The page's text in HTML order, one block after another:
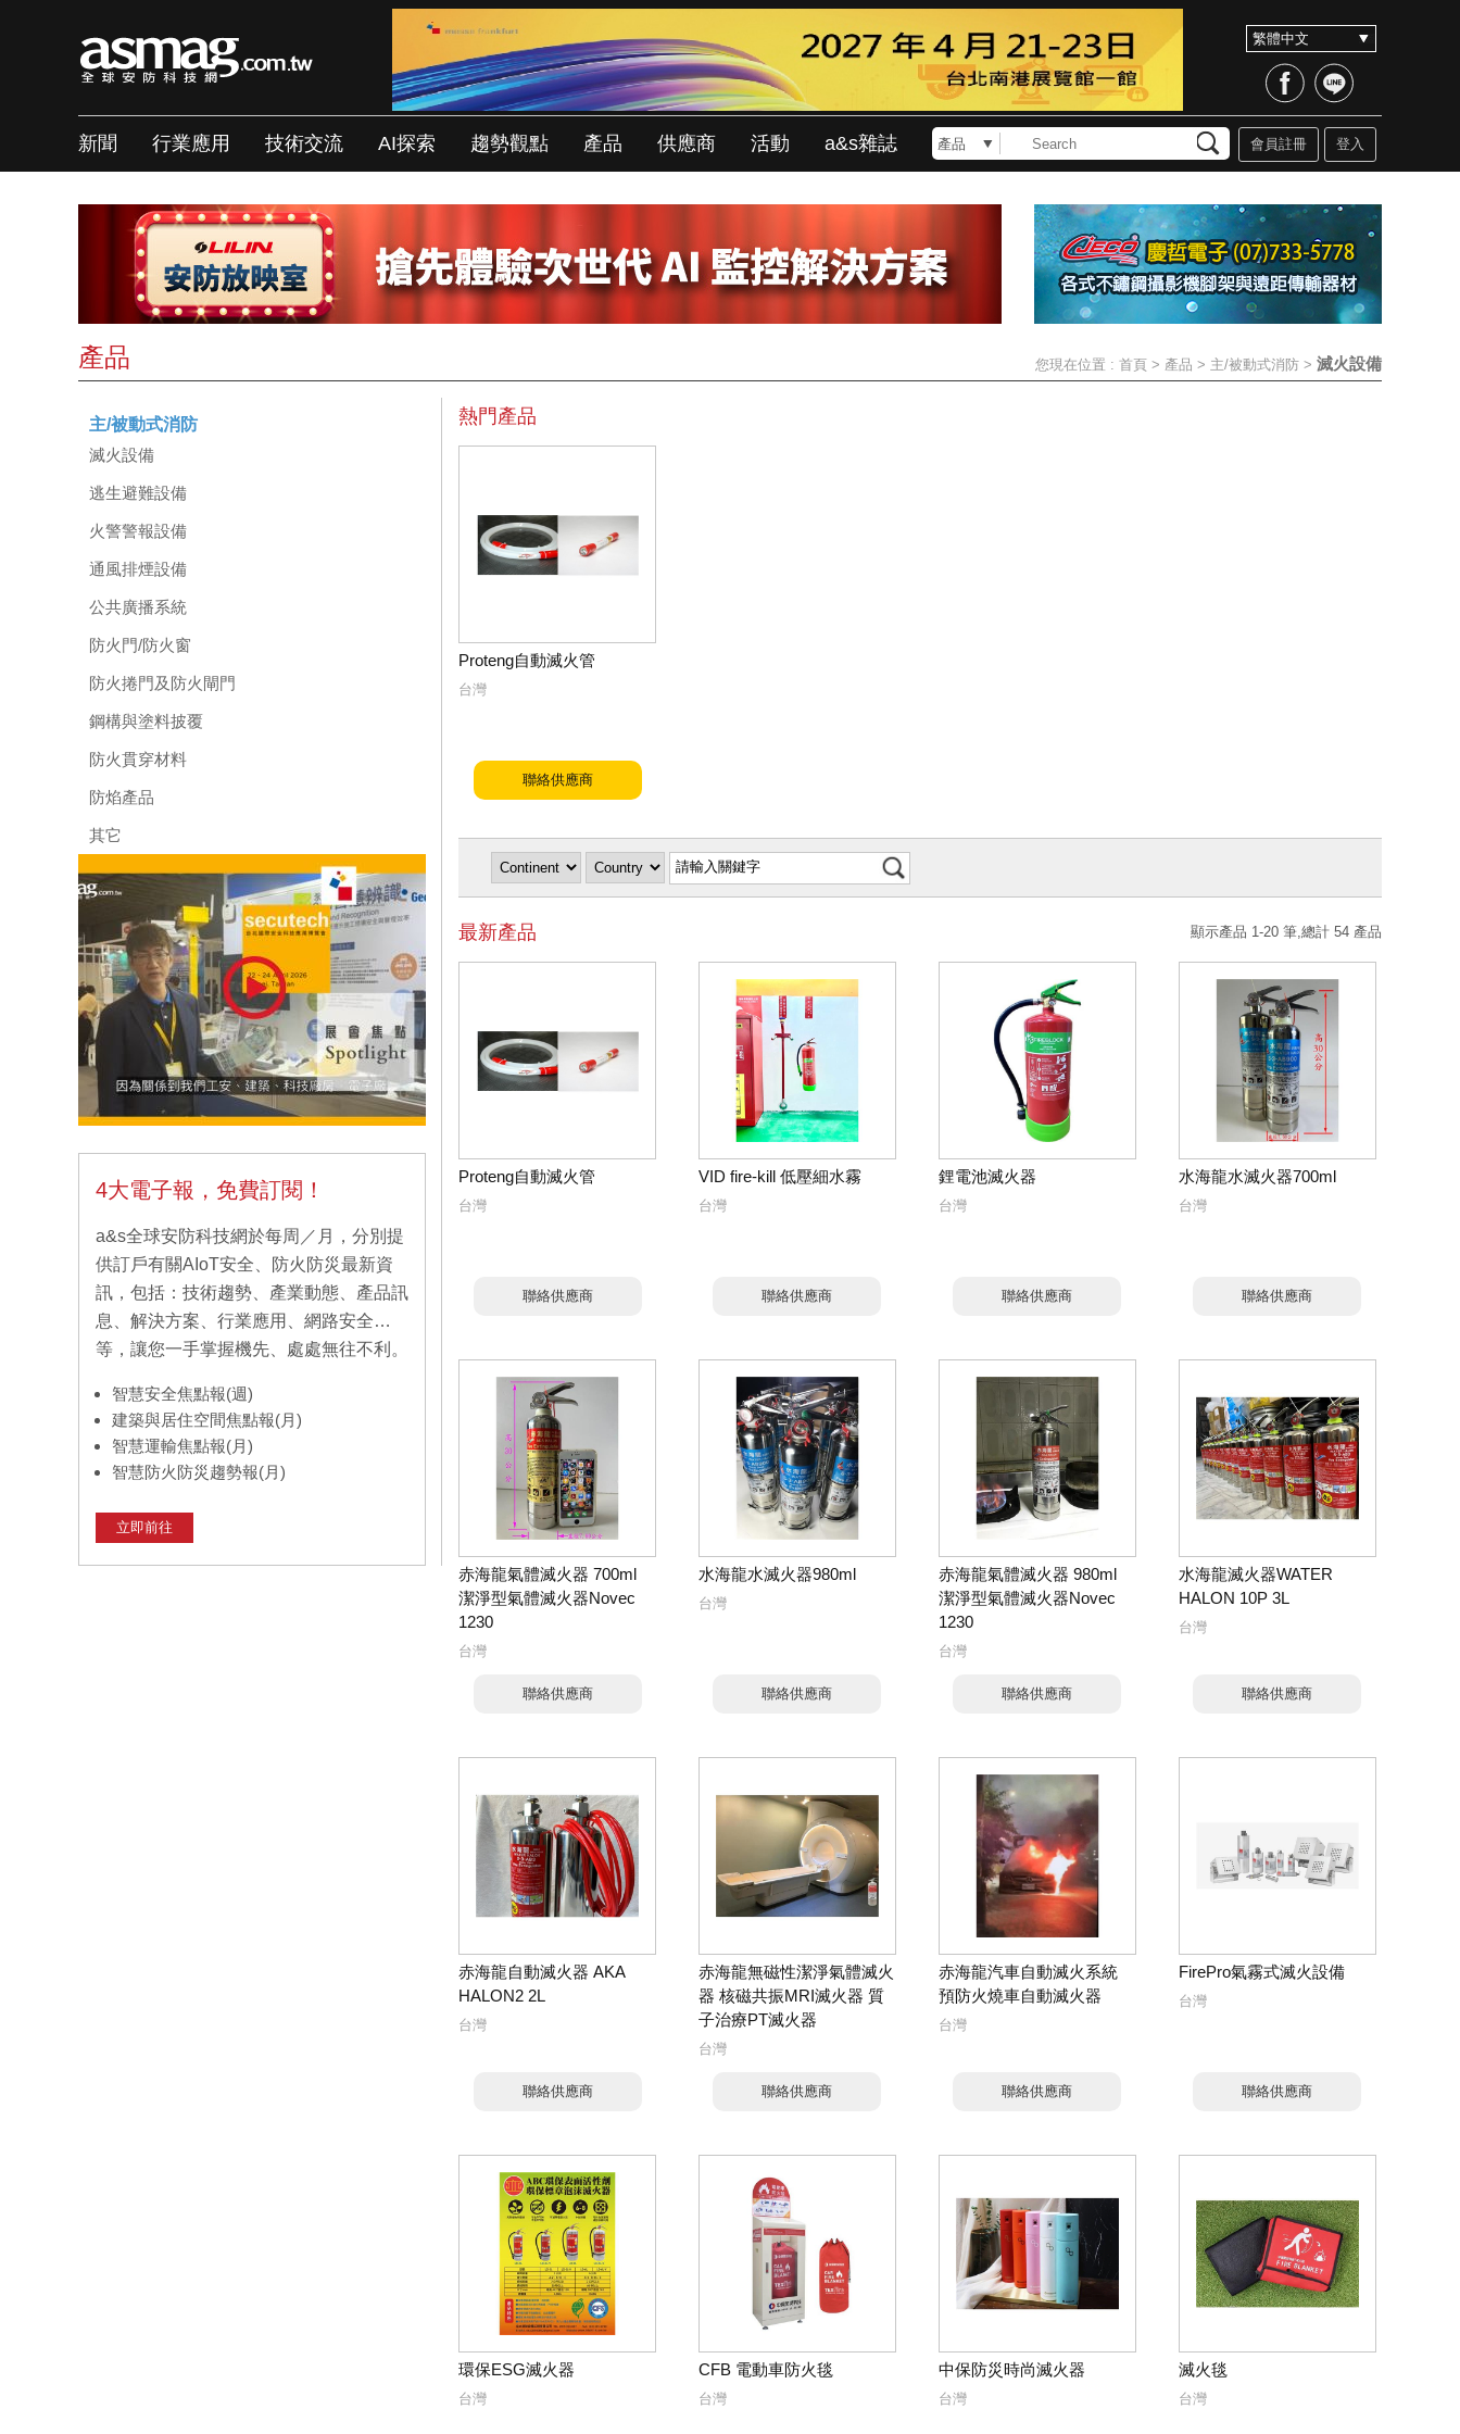
新聞 行業應用 技術交流 AI探索 趨勢觀點 產品 供應商 活動 a&s雜誌 登入
會員註冊
您現在位置 : 首頁 > 產品 > 主/被動式消防 > 滅火設備
產品
主/被動式消防
滅火設備
逃生避難設備
火警警報設備
通風排煙設備
公共廣播系統
防火門/防火窗
防火捲門及防火閘門
鋼構與塗料披覆
防火貫穿材料
防焰產品
其它
4大電子報，免費訂閱！
a&s全球安防科技網於每周／月，分別提
供訂戶有關AIoT安全、防火防災最新資
訊，包括：技術趨勢、產業動態、產品訊
息、解決方案、行業應用、網路安全…
等，讓您一手掌握機先、處處無往不利。
智慧安全焦點報(週)
建築與居住空間焦點報(月)
智慧運輸焦點報(月)
智慧防火防災趨勢報(月)
立即前往
熱門產品
Proteng自動滅火管
台灣
聯絡供應商
最新產品 顯示產品 1-20 筆,總計 54 產品
Proteng自動滅火管
台灣
聯絡供應商
VID fire-kill 低壓細水霧
台灣
聯絡供應商
鋰電池滅火器
台灣
聯絡供應商
水海龍水滅火器700ml
台灣
聯絡供應商
赤海龍氣體滅火器 700ml
潔淨型氣體滅火器Novec
1230
台灣
聯絡供應商
水海龍水滅火器980ml
台灣
聯絡供應商
赤海龍氣體滅火器 980ml
潔淨型氣體滅火器Novec
1230
台灣
聯絡供應商
水海龍滅火器WATER
HALON 10P 3L
台灣
聯絡供應商
赤海龍自動滅火器 AKA
HALON2 2L
台灣
聯絡供應商
赤海龍無磁性潔淨氣體滅火
器 核磁共振MRI滅火器 質
子治療PT滅火器
台灣
聯絡供應商
赤海龍汽車自動滅火系統
預防火燒車自動滅火器
台灣
聯絡供應商
FirePro氣霧式滅火設備
台灣
聯絡供應商
環保ESG滅火器
台灣
CFB 電動車防火毯
台灣
中保防災時尚滅火器
台灣
滅火毯
台灣